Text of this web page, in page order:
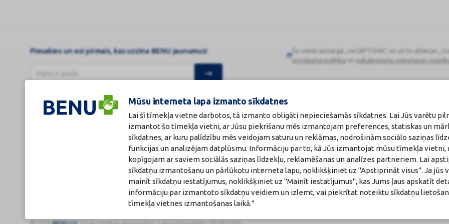
Mūsu interneta lapa izmanto sīkdatnes
Lai šī tīmekļa vietne darbotos, tā izmanto obligāti nepieciešamās sīkdatnes. Lai Jūs varētu
izmantot šo tīmekļa vietni, ar Jūsu piekrišanu mēs izmantojam preferences, statiskas un
sīkdatnes, ar kuru palīdzību mēs veidojam saturu un reklāmas, nodrošinām sociālo saziņas
funkcijas un analizējam datplūsmu. Informāciju par to, kā Jūs izmantojat mūsu tīmekļa vietni,
kopīgojam ar saviem sociālās saziņas līdzekļu, reklamēšanas un analīzes partneriem. Lai
sīkdatņu izmantošanu un pārlūkotu interneta lapu, noklikšķiniet uz "Apstiprināt visus". Ja jūs
mainīt sīkdatņu iestatījumus, noklikšķiniet uz "Mainīt iestatījumus", kas Jums ļaus apskatīt
informāciju par izmantoto sīkdatņu veidiem un izlemt, vai piekrītat noteiktu sīkdatņu
tīmekļa vietnes izmantošanas laikā.”
Piesakies un esi pirmais, kas uzzina BENU jaunumus!
Google
Šo vietni aizsargā „reCAPTCHA“, un uz to attiecas
privātuma politika un pakalpojumu sniegšanas
Noliktavu iela 5, Dreiliņi, Stopiņu novads, LV-2130
Licence
Licences numurs:
A00010
E-aptiekas kontakti
Aptiekas vadītāja:
Sertificēta farmaceite: Jeļena Gončarova
Sertifikāta Nr.: 215.2025
Zāļu valsts
www.zva.gov.lv
Jersikas iela 15,
Tālr: 67 078 424
E-pasts: